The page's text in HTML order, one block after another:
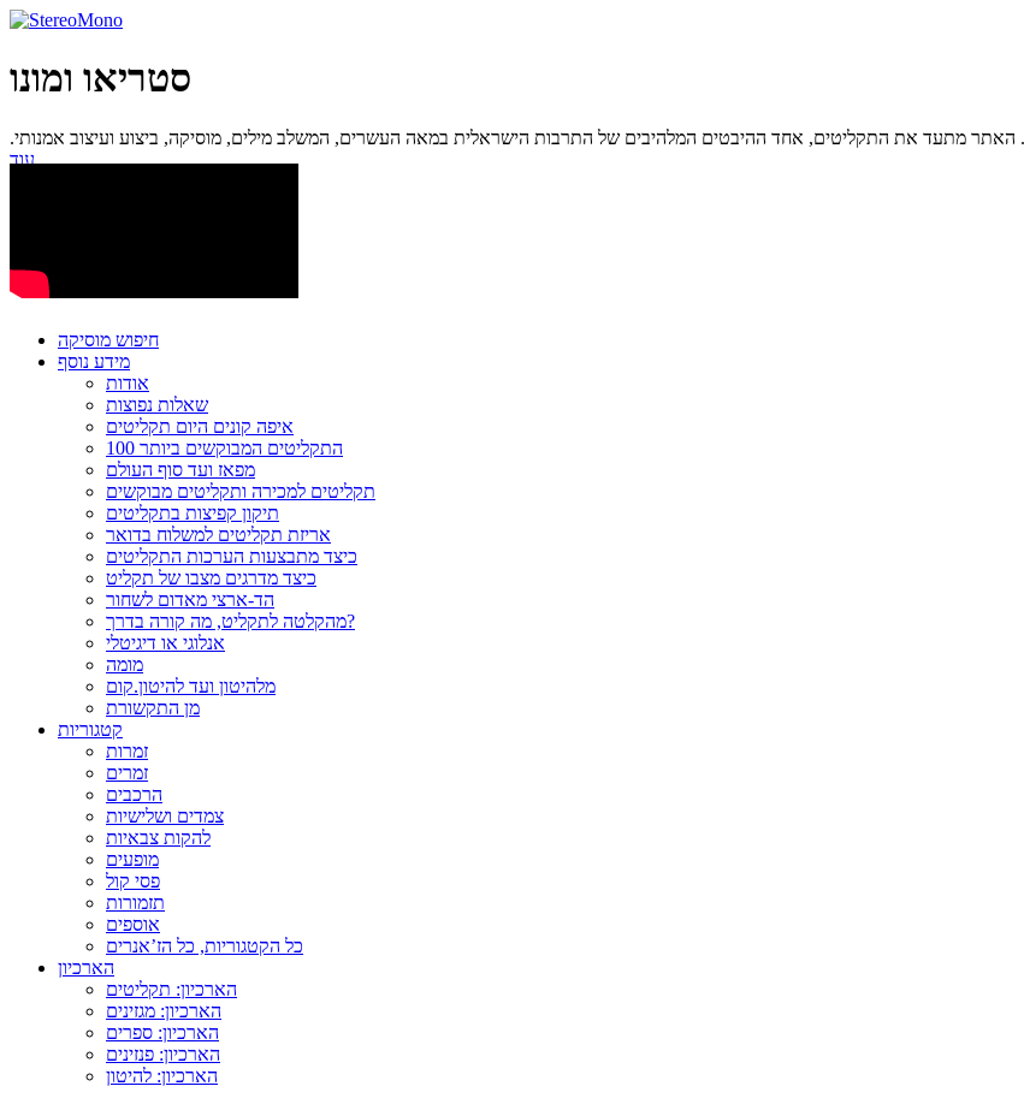
סטריאו ומונו
האתר מתעד את התקליטים, אחד ההיבטים המלהיבים של התרבות הישראלית במאה העשרים, המשלב מילים, מוסיקה, ביצוע ועיצוב אמנותי.
עוד...
חיפוש מוסיקה
מידע נוסף
אודות
שאלות נפוצות
איפה קונים היום תקליטים
100 התקליטים המבוקשים ביותר
מפאז ועד סוף העולם
תקליטים למכירה ותקליטים מבוקשים
תיקון קפיצות בתקליטים
אריזת תקליטים למשלוח בדואר
כיצד מתבצעות הערכות התקליטים
כיצד מדרגים מצבו של תקליט
הד-ארצי מאדום לשחור
מהקלטה לתקליט, מה קורה בדרך?
אנלוגי או דיגיטלי
מומה
מלהיטון ועד להיטון.קום
מן התקשורת
קטגוריות
זמרות
זמרים
הרכבים
צמדים ושלישיות
להקות צבאיות
מופעים
פסי קול
תזמורות
אוספים
כל הקטגוריות, כל הז’אנרים
הארכיון
הארכיון: תקליטים
הארכיון: מגזינים
הארכיון: ספרים
הארכיון: פנזינים
הארכיון: להיטון